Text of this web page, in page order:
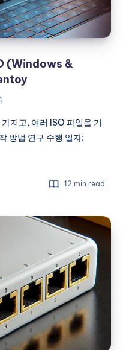
(Windows &
지고, 여러 ISO 파일을 기
방법 연구 수행 일자:
12 min read